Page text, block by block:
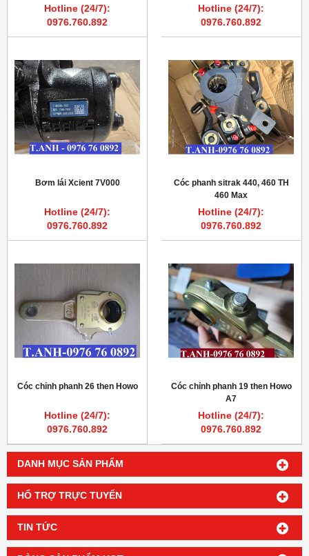
DANH MỤC SẢN PHẨM
HỔ TRỢ TRỰC TUYẾN
TIN TỨC
Hotline (24/7):
0976.760.892
Hotline (24/7):
0976.760.892
Bơm lái Xcient 7V000
Hotline (24/7):
0976.760.892
Cóc phanh sitrak 440, 460 TH
460 Max
Hotline (24/7):
0976.760.892
Cóc chỉnh phanh 26 then Howo
Hotline (24/7):
0976.760.892
Cóc chỉnh phanh 19 then Howo
A7
Hotline (24/7):
0976.760.892